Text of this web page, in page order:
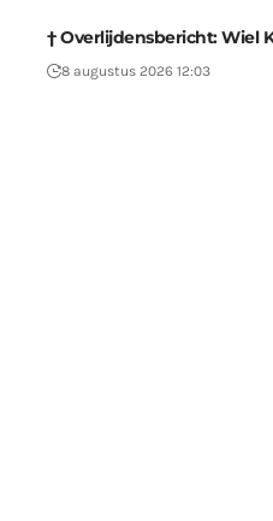
† Overlijdensbericht: Wiel
8 augustus 2026 12:03